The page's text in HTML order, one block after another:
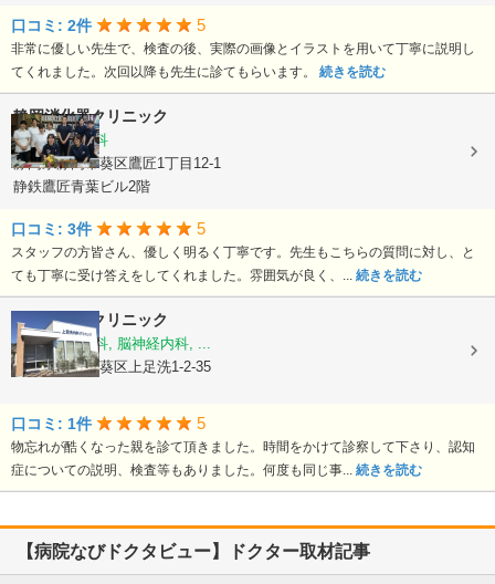
口コミ: 2件 5
非常に優しい先生で、検査の後、実際の画像とイラストを用いて丁寧に説明し
てくれました。次回以降も先生に診てもらいます。 続きを読む
静岡消化器クリニック
内科, 消化器科
静岡県静岡市葵区鷹匠1丁目12-1
静鉄鷹匠青葉ビル2階
口コミ: 3件 5
スタッフの方皆さん、優しく明るく丁寧です。先生もこちらの質問に対し、と
ても丁寧に受け答えをしてくれました。雰囲気が良く、... 続きを読む
上足洗内科クリニック
内科, 老年内科, 脳神経内科, ...
静岡県静岡市葵区上足洗1-2-35
口コミ: 1件 5
物忘れが酷くなった親を診て頂きました。時間をかけて診察して下さり、認知
症についての説明、検査等もありました。何度も同じ事... 続きを読む
【病院なびドクタビュー】ドクター取材記事